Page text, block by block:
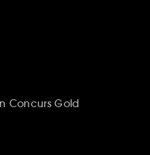
Concurs Gold